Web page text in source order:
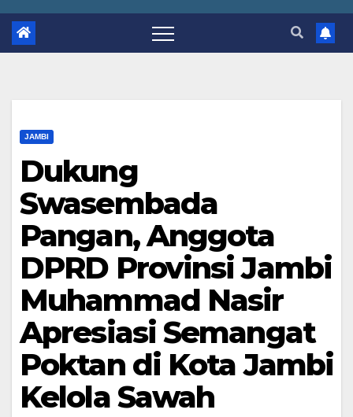
JAMBI
Dukung
Swasembada
Pangan, Anggota
DPRD Provinsi Jambi
Muhammad Nasir
Apresiasi Semangat
Poktan di Kota Jambi
Kelola Sawah